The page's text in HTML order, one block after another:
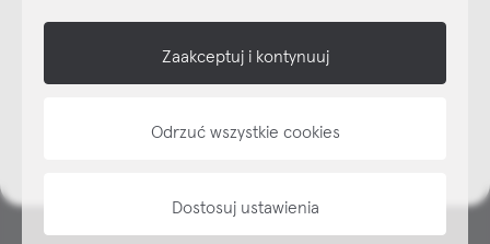
Zaakceptuj i kontynuuj
Odrzuć wszystkie cookies
Dostosuj ustawienia